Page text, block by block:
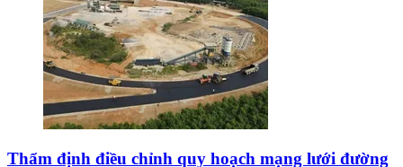
Thẩm định điều chỉnh quy hoạch mạng lưới đường